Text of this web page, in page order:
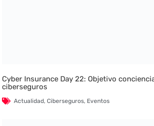
Cyber Insurance Day 22: Objetivo
ciberseguros
Actualidad,Ciberseguros, Eventos